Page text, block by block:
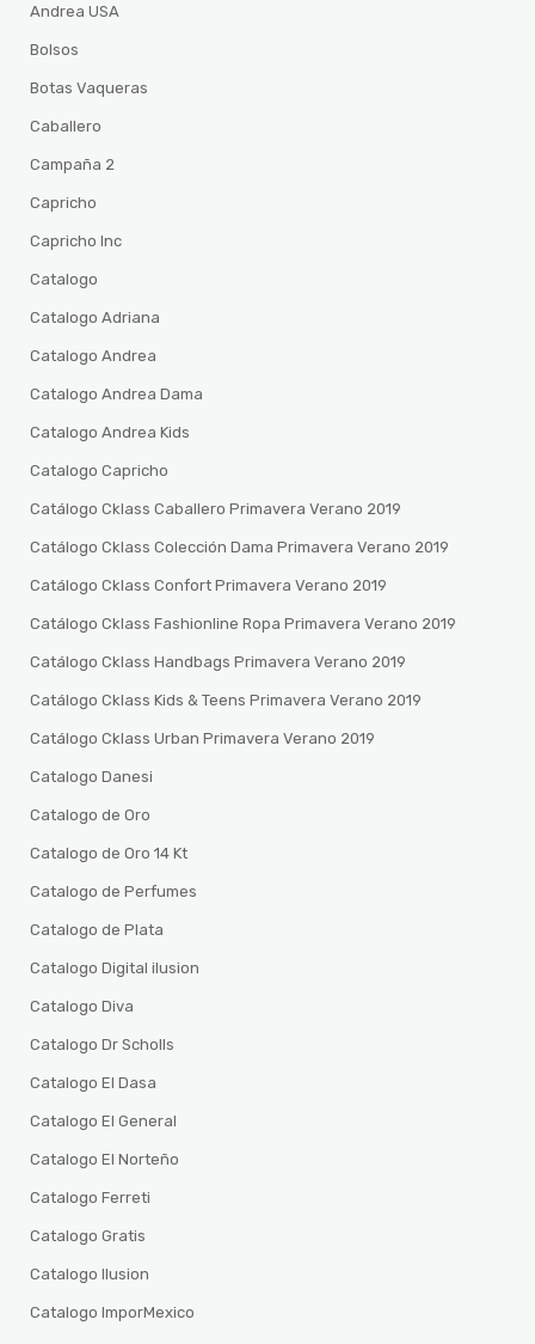
Andrea USA
Bolsos
Botas Vaqueras
Caballero
Campaña 2
Capricho
Capricho Inc
Catalogo
Catalogo Adriana
Catalogo Andrea
Catalogo Andrea Dama
Catalogo Andrea Kids
Catalogo Capricho
Catálogo Cklass Caballero Primavera Verano 2019
Catálogo Cklass Colección Dama Primavera Verano 2019
Catálogo Cklass Confort Primavera Verano 2019
Catálogo Cklass Fashionline Ropa Primavera Verano 2019
Catálogo Cklass Handbags Primavera Verano 2019
Catálogo Cklass Kids & Teens Primavera Verano 2019
Catálogo Cklass Urban Primavera Verano 2019
Catalogo Danesi
Catalogo de Oro
Catalogo de Oro 14 Kt
Catalogo de Perfumes
Catalogo de Plata
Catalogo Digital ilusion
Catalogo Diva
Catalogo Dr Scholls
Catalogo El Dasa
Catalogo El General
Catalogo El Norteño
Catalogo Ferreti
Catalogo Gratis
Catalogo Ilusion
Catalogo ImporMexico